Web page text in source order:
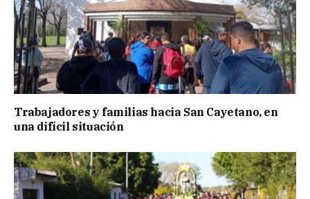
Trabajadores y familias hacia San Cayetano, en
una difícil situación